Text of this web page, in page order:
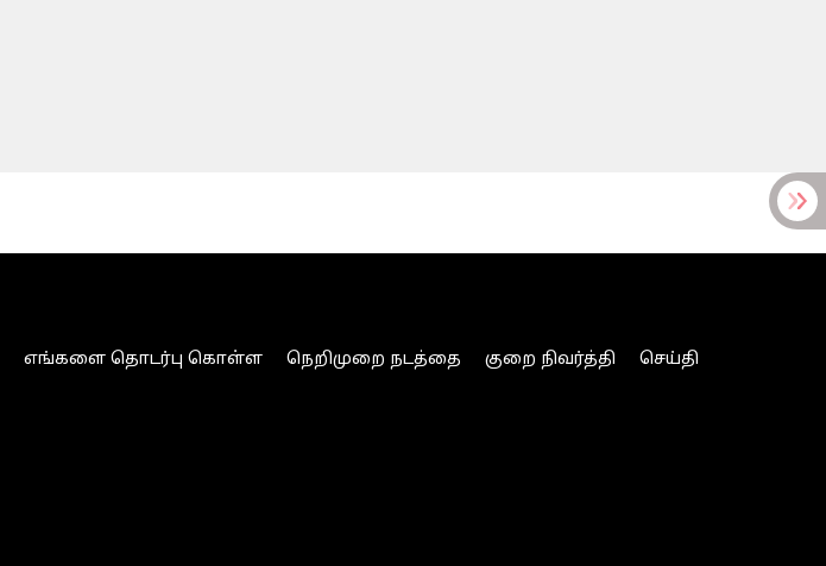
எங்களை தொடர்பு கொள்ள நெறிமுறை நடத்தை குறை நிவர்த்தி
செய்தி